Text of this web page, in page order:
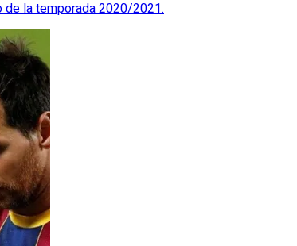
de la temporada 2020/2021.